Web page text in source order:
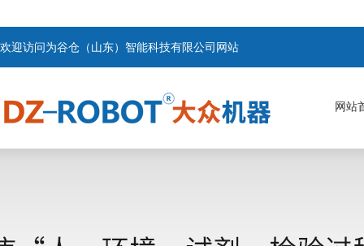
欢迎访问为谷仓（山东）智能科技有限公司网站
网站